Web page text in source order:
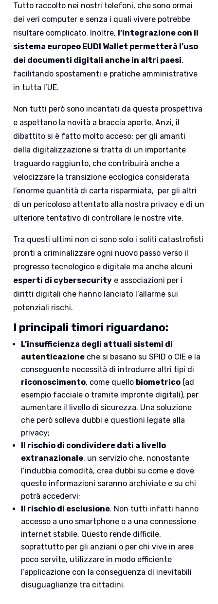
Tutto raccolto nei nostri telefoni, che sono ormai
dei veri computer e senza i quali vivere potrebbe
risultare complicato. Inoltre, l’integrazione con il
sistema europeo EUDI Wallet permetterà l’uso
dei documenti digitali anche in altri paesi,
facilitando spostamenti e pratiche amministrative
in tutta l’UE.
Non tutti però sono incantati da questa prospettiva
e aspettano la novità a braccia aperte. Anzi, il
dibattito si è fatto molto acceso: per gli amanti
della digitalizzazione si tratta di un importante
traguardo raggiunto, che contribuirà anche a
velocizzare la transizione ecologica considerata
l’enorme quantità di carta risparmiata, per gli altri
di un pericoloso attentato alla nostra privacy e di un
ulteriore tentativo di controllare le nostre vite.
Tra questi ultimi non ci sono solo i soliti catastrofisti
pronti a criminalizzare ogni nuovo passo verso il
progresso tecnologico e digitale ma anche alcuni
esperti di cybersecurity e associazioni per i
diritti digitali che hanno lanciato l’allarme sui
potenziali rischi.
I principali timori riguardano:
L’insufficienza degli attuali sistemi di
autenticazione che si basano su SPID o CIE e la
conseguente necessità di introdurre altri tipi di
riconoscimento, come quello biometrico (ad
esempio facciale o tramite impronte digitali), per
aumentare il livello di sicurezza. Una soluzione
che però solleva dubbi e questioni legate alla
privacy;
Il rischio di condividere dati a livello
extranazionale, un servizio che, nonostante
l’indubbia comodità, crea dubbi su come e dove
queste informazioni saranno archiviate e su chi
potrà accedervi;
Il rischio di esclusione. Non tutti infatti hanno
accesso a uno smartphone o a una connessione
internet stabile. Questo rende difficile,
soprattutto per gli anziani o per chi vive in aree
poco servite, utilizzare in modo efficiente
l’applicazione con la conseguenza di inevitabili
disuguaglianze tra cittadini.